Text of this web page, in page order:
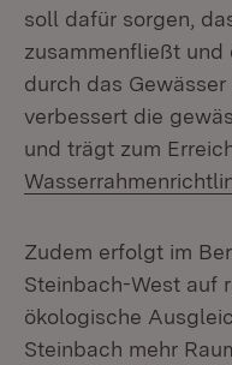
soll dafür sorgen,
zusammenfließt und
durch das
verbessert die
und trägt zum
Zudem erfolgt im
Steinbach-West auf
ökologische
Steinbach mehr